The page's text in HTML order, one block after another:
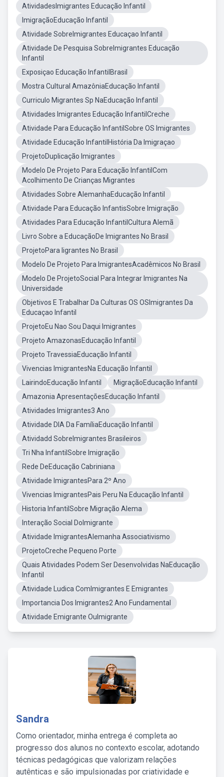
AtividadesImigrantes Educação Infantil
ImigraçãoEducação Infantil
Atividade SobreImigrantes Educaçao Infantil
Atividade De Pesquisa SobreImigrantes Educação
Infantil
Exposiçao Educação InfantilBrasil
Mostra Cultural AmazôniaEducação Infantil
Curriculo Migrantes Sp NaEducação Infantil
Atividades Imigrantes Educação InfantilCreche
Atividade Para Educação InfantilSobre OS Imigrantes
Atividade Educação InfantilHistória Da Imigraçao
ProjetoDuplicação Imigrantes
Modelo De Projeto Para Educação InfantilCom
Acolhimento De Crianças Migrantes
Atividades Sobre AlemanhaEducação Infantil
Atividade Para Educação InfantisSobre Imigração
Atividades Para Educação InfantilCultura Alemã
Livro Sobre a EducaçãoDe Imigrantes No Brasil
ProjetoPara Iigrantes No Brasil
Modelo De Projeto Para ImigrantesAcadêmicos No Brasil
Modelo De ProjetoSocial Para Integrar Imigrantes Na
Universidade
Objetivos E Trabalhar Da Culturas OS OSImigrantes Da
Educaçao Infantil
ProjetoEu Nao Sou Daqui Imigrantes
Projeto AmazonasEducação Infantil
Projeto TravessiaEducação Infantil
Vivencias ImigrantesNa Educação Infantil
LairindoEducação Infantil
MigraçãoEducação Infantil
Amazonia ApresentaçõesEducação Infantil
Atividades Imigrantes3 Ano
Atividade DIA Da FamíliaEducação Infantil
Atividadd SobreImigrantes Brasileiros
Tri Nha InfantilSobre Imigração
Rede DeEducação Cabriniana
Atividade ImigrantesPara 2º Ano
Vivencias ImigrantesPais Peru Na Educação Infantil
Historia InfantilSobre Migração Alema
Interação Social DoImigrante
Atividade ImigrantesAlemanha Associativismo
ProjetoCreche Pequeno Porte
Quais Atividades Podem Ser Desenvolvidas NaEducação
Infantil
Atividade Ludica ComImigrantes E Emigrantes
Importancia Dos Imigrantes2 Ano Fundamental
Atividade Emigrante OuImigrante
Sandra
Como orientador, minha entrega é completa ao
progresso dos alunos no contexto escolar, adotando
técnicas pedagógicas que valorizam relações
autênticas e são impulsionadas por criatividade e